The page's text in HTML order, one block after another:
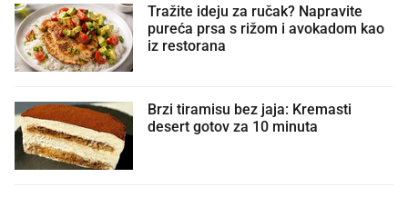
Tražite ideju za ručak? Napravite
pureća prsa s rižom i avokadom kao
iz restorana
Brzi tiramisu bez jaja: Kremasti
desert gotov za 10 minuta